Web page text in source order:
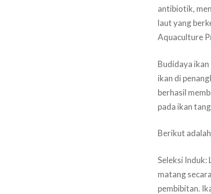
antibiotik,
laut yang
Aquaculture
Budidaya
ikan di
berhasil
pada ikan
Berikut
Seleksi Induk:
matang
pembibitan.